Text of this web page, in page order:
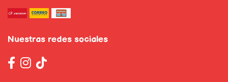
Nuestras redes sociales